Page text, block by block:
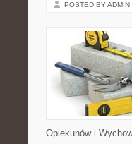
POSTED BY ADMIN
Opiekunów i